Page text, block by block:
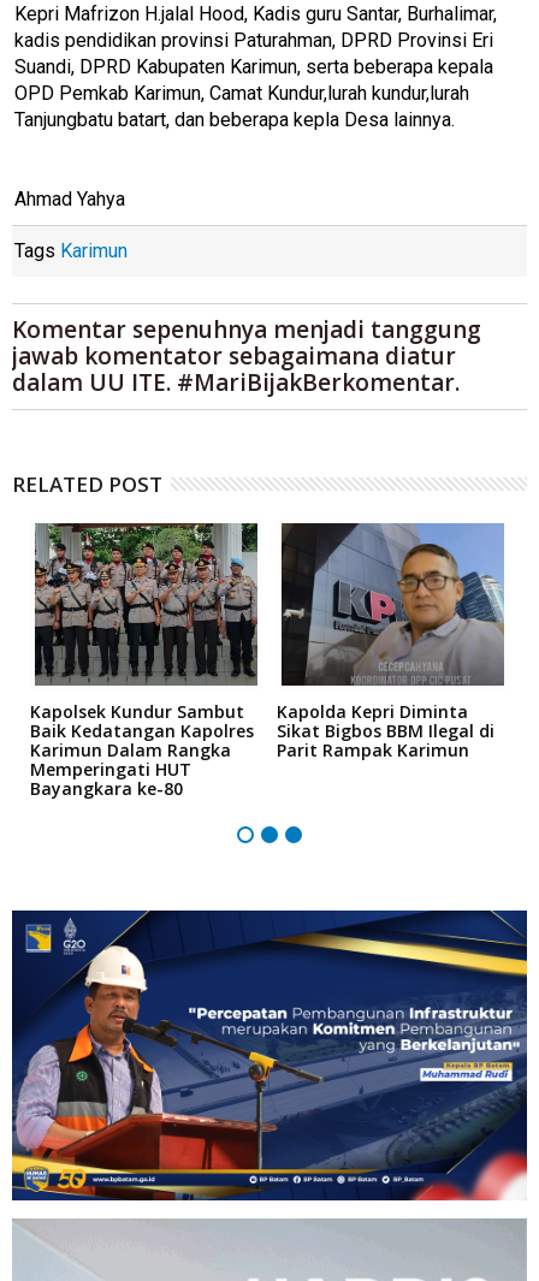
Kepri Mafrizon H.jalal Hood, Kadis guru Santar, Burhalimar,
kadis pendidikan provinsi Paturahman, DPRD Provinsi Eri
Suandi, DPRD Kabupaten Karimun, serta beberapa kepala
OPD Pemkab Karimun, Camat Kundur,lurah kundur,lurah
Tanjungbatu batart, dan beberapa kepla Desa lainnya.
Ahmad Yahya
Tags Karimun
Komentar sepenuhnya menjadi tanggung
jawab komentator sebagaimana diatur
dalam UU ITE. #MariBijakBerkomentar.
RELATED POST
Kapolsek Kundur Sambut
Baik Kedatangan Kapolres
Karimun Dalam Rangka
Memperingati HUT
Bayangkara ke-80
Kapolda Kepri Diminta
Sikat Bigbos BBM Ilegal di
Parit Rampak Karimun